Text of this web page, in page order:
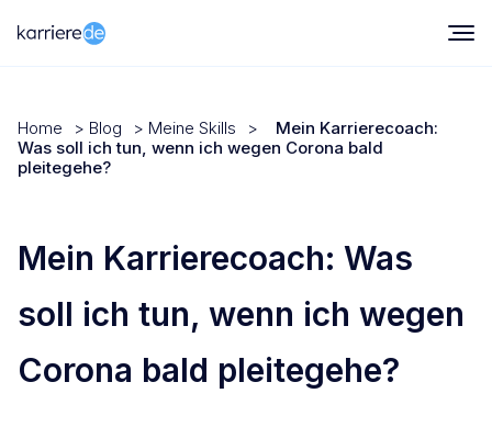
Home > Blog > Meine Skills >
Mein Karrierecoach:
Was soll ich tun, wenn ich wegen Corona bald
pleitegehe?
Mein Karrierecoach: Was
soll ich tun, wenn ich wegen
Corona bald pleitegehe?